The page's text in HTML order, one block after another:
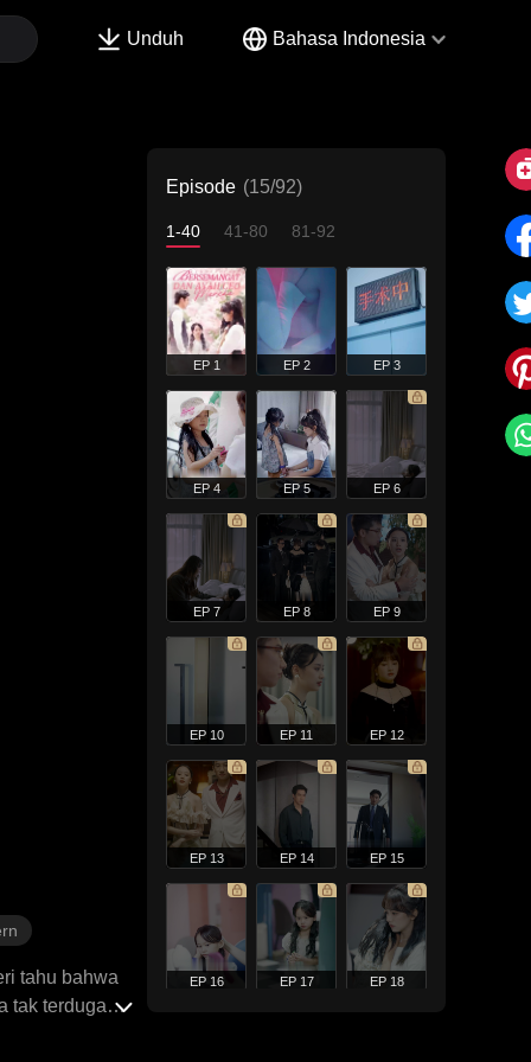
Unduh Bahasa Indonesia
tahu bahwa
tak terduga
Episode (15/92)
1-40 41-80 81-92
EP 1 EP 2 EP 3
EP 4 EP 5 EP 6
EP 7 EP 8 EP 9
EP 10 EP 11 EP 12
EP 13 EP 14 EP 15
EP 16 EP 17 EP 18